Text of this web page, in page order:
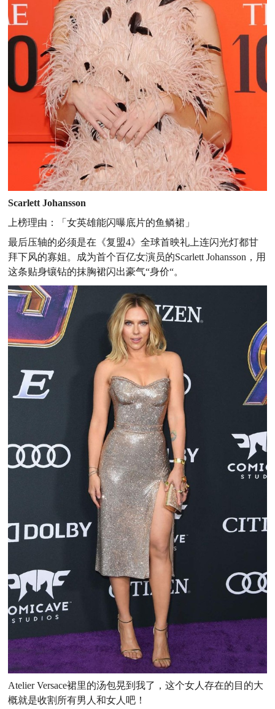
Scarlett Johansson
上榜理由：
「女英雄能闪曝底片的鱼鳞裙」
最后压轴的必须是在《复盟4》全球首映礼上连闪光灯都甘
拜下风的寡姐。成为首个百亿女演员的Scarlett Johansson，用
这条贴身镶钻的抹胸裙闪出豪气“身价“。
Atelier Versace裙里的汤包晃到我了，这个女人存在的目的大
概就是收割所有男人和女人吧！